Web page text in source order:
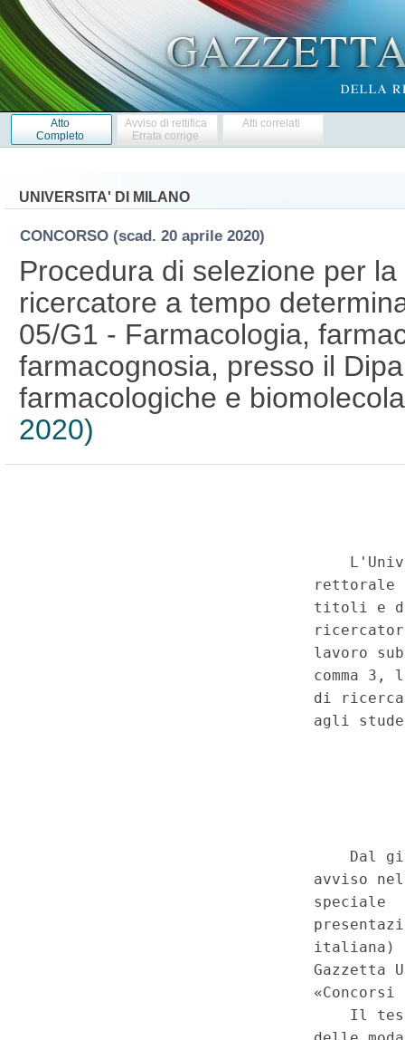
Atto
Completo
Avviso di rettifica
Errata corrige
Atti correlati
UNIVERSITA' DI MILANO
CONCORSO (scad. 20 aprile 2020)
Procedura di selezione per
ricercatore a tempo
05/G1 - Farmacologia,
farmacognosia, presso il
farmacologiche e
2020)